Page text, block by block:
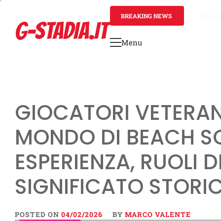
contentG-STADIA.IT
BREAKING NEWS
Primary
Menu
GIOCATORI
MONDO DI BEACH
ESPERIENZA, RUOLI
SIGNIFICATO
POSTED ON 04/02/2026 BY MARCO VALENTE